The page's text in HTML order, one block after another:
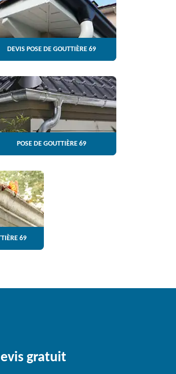
DEVIS POSE DE GOUTTIÈRE 69
POSE DE GOUTTIÈRE 69
69
gratuit